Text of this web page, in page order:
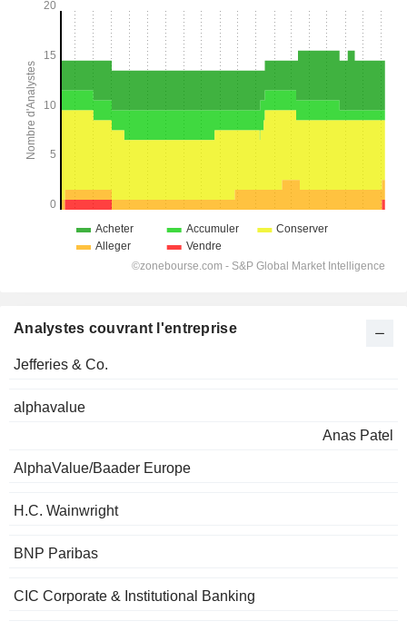
Analystes couvrant l'entreprise
Jefferies & Co.
alphavalue
Anas Patel
AlphaValue/Baader Europe
H.C. Wainwright
BNP Paribas
CIC Corporate & Institutional Banking